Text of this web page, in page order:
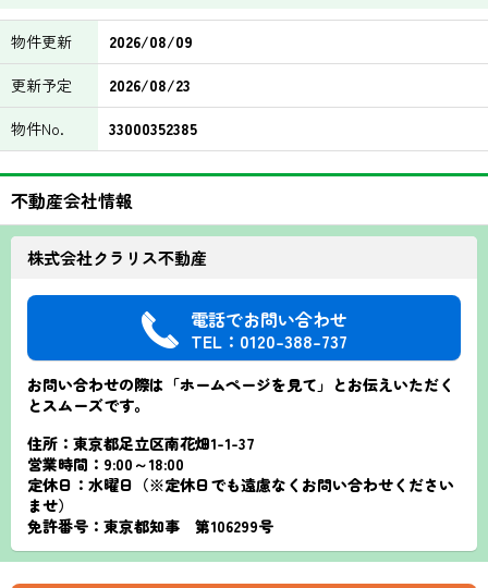
物件更新
2026/08/09
更新予定
2026/08/23
物件No.
33000352385
不動産会社情報
株式会社クラリス不動産
電話でお問い合わせ
TEL：0120-388-737
お問い合わせの際は「ホームページを見て」とお伝えいただく
とスムーズです。
住所：東京都足立区南花畑1-1-37
営業時間：9:00～18:00
定休日：水曜日（※定休日でも遠慮なくお問い合わせください
ませ）
免許番号：東京都知事 第106299号